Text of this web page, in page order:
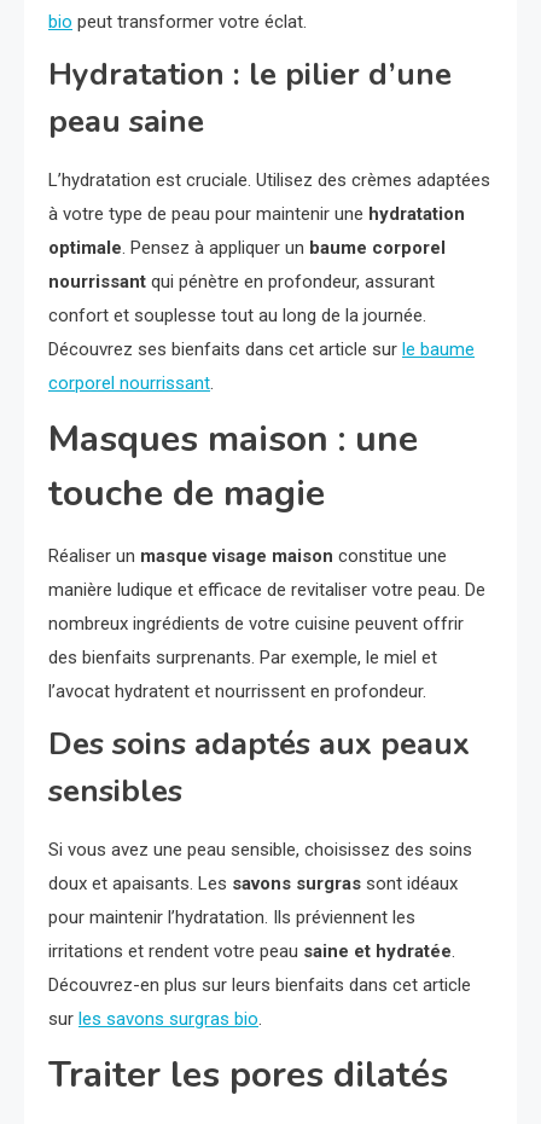
bio peut transformer votre éclat.
Hydratation : le pilier d’une
peau saine
L’hydratation est cruciale. Utilisez des crèmes adaptées
à votre type de peau pour maintenir une hydratation
optimale . Pensez à appliquer un baume corporel
nourrissant qui pénètre en profondeur, assurant
confort et souplesse tout au long de la journée.
Découvrez ses bienfaits dans cet article sur le baume
corporel nourrissant
Masques maison : une
touche de magie
Réaliser un masque visage maison constitue une
manière ludique et efficace de revitaliser votre peau. De
nombreux ingrédients de votre cuisine peuvent offrir
des bienfaits surprenants. Par exemple, le miel et
l’avocat hydratent et nourrissent en profondeur.
Des soins adaptés aux peaux
sensibles
Si vous avez une peau sensible, choisissez des soins
doux et apaisants. Les savons surgras sont idéaux
pour maintenir l’hydratation. Ils préviennent les
irritations et rendent votre peau saine et hydratée
Découvrez-en plus sur leurs bienfaits dans cet article
sur les savons surgras bio
Traiter les pores dilatés